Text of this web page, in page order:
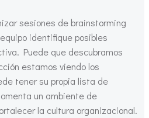
sesiones de brainstorming
identifique posibles
Puede que descubramos
estamos viendo los
tener su propia lista de
un ambiente de
la cultura organizacional.